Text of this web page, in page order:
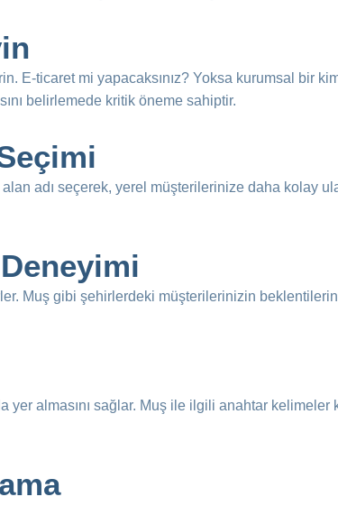
E-ticaret mi yapacaksınız? Yoksa kurumsal bir
belirlemede kritik öneme sahiptir.
adı seçerek, yerel müşterilerinize daha kolay
Muş gibi şehirlerdeki müşterilerinizin
yer almasını sağlar. Muş ile ilgili anahtar